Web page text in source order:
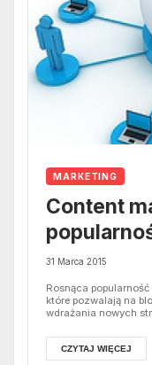
MARKETING
Content
31 Marca 2015
Rosnąca
które pozwalają na
wdrażania nowych
CZYTAJ WIĘCEJ